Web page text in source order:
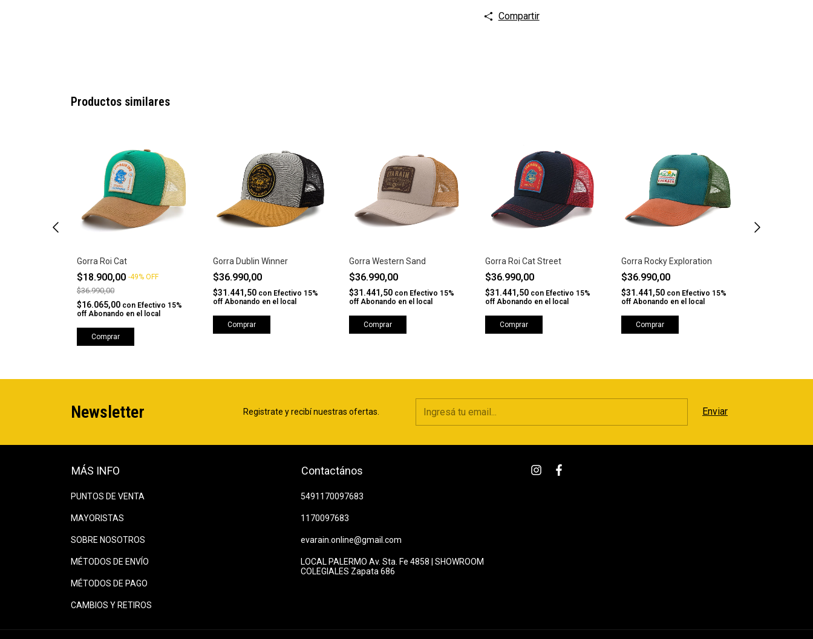
Compartir
Productos similares
Gorra Roi Cat
$18.900,00 -49% OFF
$36.990,00
$16.065,00 con Efectivo 15%
off Abonando en el local
Comprar
Gorra Dublin Winner
$36.990,00
$31.441,50 con Efectivo 15%
off Abonando en el local
Comprar
Gorra Western Sand
$36.990,00
$31.441,50 con Efectivo 15%
off Abonando en el local
Comprar
Gorra Roi Cat Street
$36.990,00
$31.441,50 con Efectivo 15%
off Abonando en el local
Comprar
Gorra Rocky Exploration
$36.990,00
$31.441,50 con Efectivo 15%
off Abonando en el local
Comprar
Newsletter Registrate y recibí nuestras ofertas.
MÁS INFO
PUNTOS DE VENTA
MAYORISTAS
SOBRE NOSOTROS
MÉTODOS DE ENVÍO
MÉTODOS DE PAGO
CAMBIOS Y RETIROS
Contactános
5491170097683
1170097683
evarain.online@gmail.com
LOCAL PALERMO Av. Sta. Fe 4858 | SHOWROOM
COLEGIALES Zapata 686